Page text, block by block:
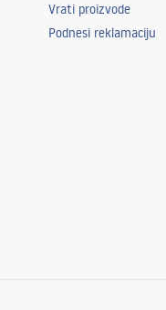
Vrati proizvode
Podnesi reklamaciju